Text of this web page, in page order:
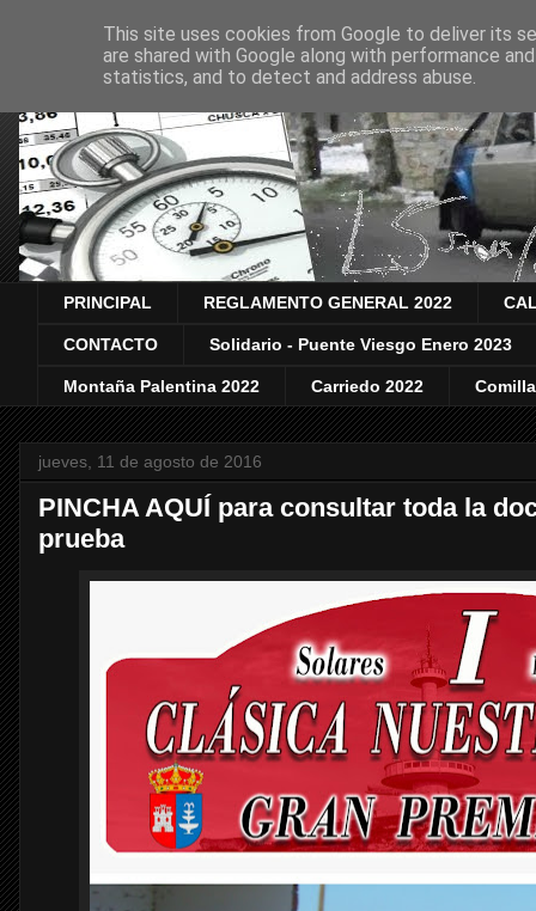
PRINCIPAL REGLAMENTO GENERAL 2022
CONTACTO Solidario - Puente Viesgo Enero 2023
Montaña Palentina 2022 Carriedo 2022
jueves, 11 de agosto de 2016
PINCHA AQUÍ para consultar toda la
prueba
This site uses cookies from Google to deliver its
are shared with Google along with performance
statistics, and to detect and address abuse.